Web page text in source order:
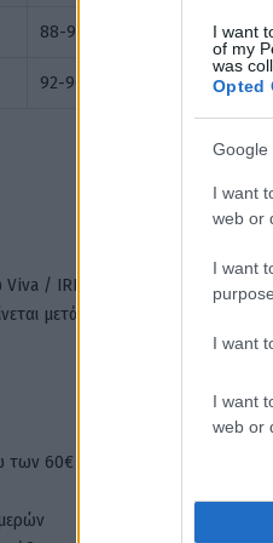
I want
of my
was
Opted
Google
I want
web or
I want
I want
I want
web or
88-92
92-96
/ IRIS
μετά την επιβεβαίωση
των 60€